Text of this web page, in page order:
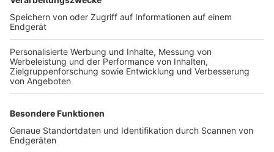
TOP-VEREINE
TOP-PARTNER